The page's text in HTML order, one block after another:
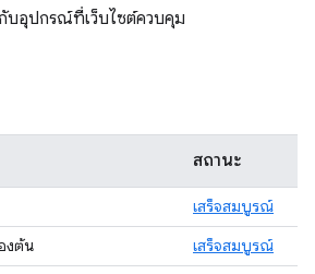
กับอุปกรณ์ที่เว็บไซต์ควบคุม
สถานะ
เสร็จสมบูรณ์
งต้น
เสร็จสมบูรณ์